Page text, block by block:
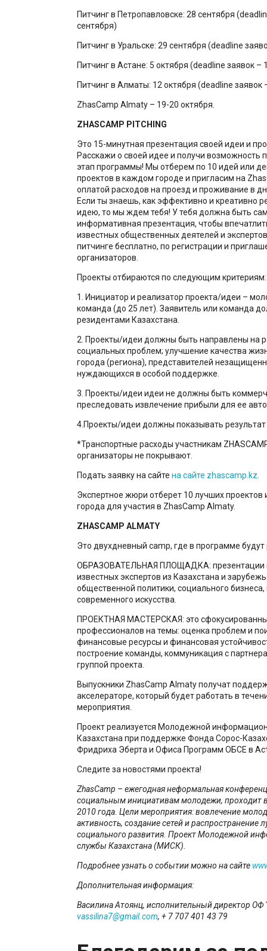
Питчинг в Петропавловске: 28 сентября
сентября)
Питчинг в Уральске: 29 сентября (deadline
Питчинг в Астане: 5 октября (deadline заявок –
Питчинг в Алматы: 12 октября (deadline заявок
ZhasCamp Almaty – 19-20 октября.
ZHASCAMP PITCHING
Это 15-минутная презентация своей идеи и
Расскажи о своей идее и получи возможность
этап программы! Мы отберем по 10 идей или
проектов в каждом городе и пригласим на
оплатой расходов на проезд и проживание в
Если ты знаешь, как эффективно и креативно
идею, то мы ждем тебя! У тебя должна быть
информативная презентация, чтобы
известных общественных деятелей и
питчинге бесплатно, по регистрации и
организаторов.
Проекты отбираются по следующим критериям:
1. Инициатор и реализатор проекта/идеи –
команда (до 25 лет). Заявитель или команда
резидентами Казахстана.
2. Проекты/идеи должны быть направлены на
социальных проблем; улучшение качества
города (региона), представителей
нуждающихся в особой поддержке.
3. Проекты/идеи идеи не должны быть
преследовать извлечение прибыли для ее
4.Проекты/идеи должны показывать результат
*Транспортные расходы участникам
организаторы не покрывают.
Подать заявку на сайте на сайте zhascamp.kz
Экспертное жюри отберет 10 лучших проектов
города для участия в ZhasCamp Almaty.
ZHASCAMP ALMATY
Это двухдневный camp, где в программе будут
ОБРАЗОВАТЕЛЬНАЯ ПЛОЩАДКА: презентации
известных экспертов из Казахстана и
общественной политики, социального
современного искусства.
ПРОЕКТНАЯ МАСТЕРСКАЯ: это
профессионалов на темы: оценка проблем и
финансовые ресурсы и финансовая
построение команды, коммуникация с
группой проекта.
Выпускники ZhasCamp Almaty получат
акселераторе, который будет работать в
мероприятия.
Проект реализуется Молодежной
Казахстана при поддержке Фонда Сорос-
Фридриха Эберта и Офиса Программ ОБСЕ в
Следите за новостями проекта!
ZhasCamp – ежегодная неформальная
социальным инициативам молодежи, проходит в
2010 года. Цели мероприятия: вовлечение
активность, создание сетей и распространение
социального развития. Проект Молодежной
службы Казахстана (МИСК).
Подробнее узнать о событии можно на сайте
Дополнительная информация:
Василина Атоянц, исполнительный директор
vassilina7@gmail.com, + 7 707 401 43 79